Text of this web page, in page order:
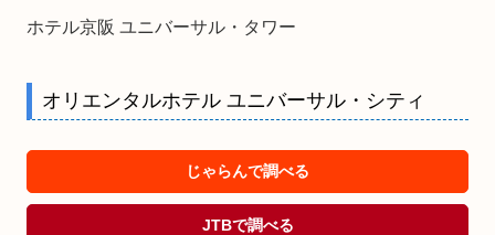
ホテル京阪 ユニバーサル・タワー
オリエンタルホテル ユニバーサル・シティ
じゃらんで調べる
JTBで調べる